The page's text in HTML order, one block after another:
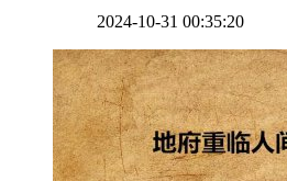
2024-10-31 00:35:20